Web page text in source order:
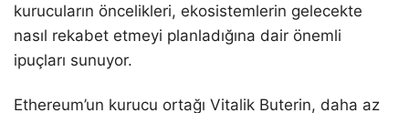
kurucuların öncelikleri, ekosistemlerin gelecekte
nasıl rekabet etmeyi planladığına dair önemli
ipuçları sunuyor.
Ethereum’un kurucu ortağı Vitalik Buterin, daha az